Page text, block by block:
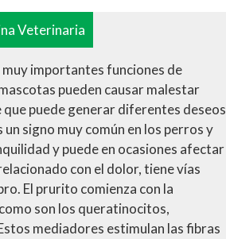
Veterinaria
muy importantes funciones de
pueden causar malestar
puede generar diferentes deseos
signo muy común en los perros y
y puede en ocasiones afectar
con el dolor, tiene vías
El prurito comienza con la
son los queratinocitos,
mediadores estimulan las fibras